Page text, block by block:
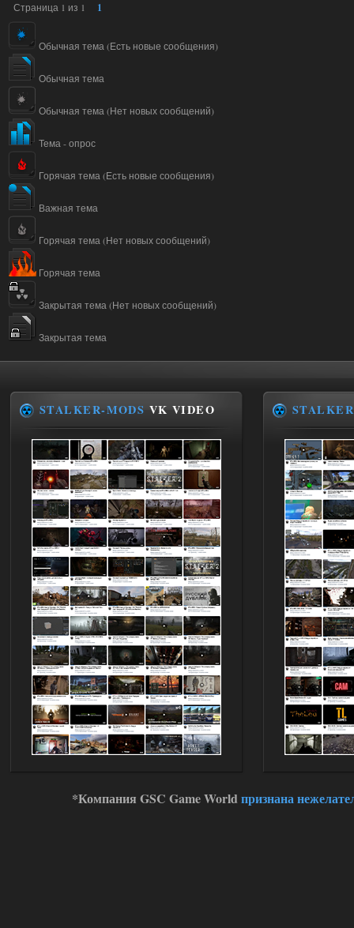
Страница 1 из 1 1
Обычная тема (Есть новые сообщения)
Обычная тема
Обычная тема (Нет новых сообщений)
Тема - опрос
Горячая тема (Есть новые сообщения)
Важная тема
Горячая тема (Нет новых сообщений)
Горячая тема
Закрытая тема (Нет новых сообщений)
Закрытая тема
STALKER-MODS VK VIDEO
*Компания GSC Game Worldпризнана